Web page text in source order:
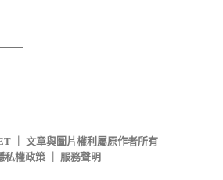
文章與圖片權利屬原作者所有
私權政策
服務聲明